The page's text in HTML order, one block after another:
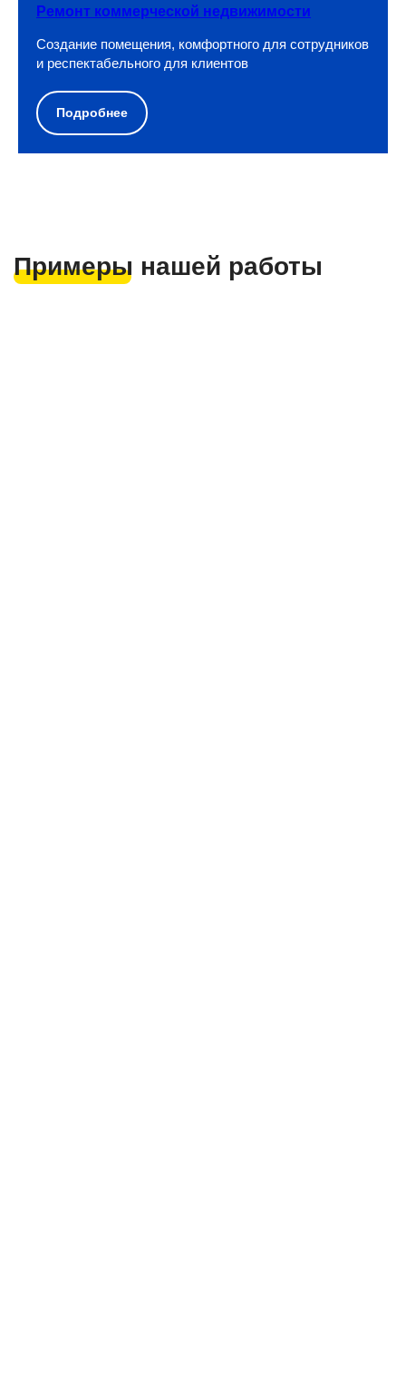
Ремонт коммерческой недвижимости
Создание помещения, комфортного для сотрудников
и респектабельного для клиентов
Подробнее